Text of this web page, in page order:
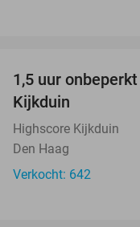
1,5 uur
Kijkduin
Highscore Kijkduin
Den Haag
Verkocht: 642